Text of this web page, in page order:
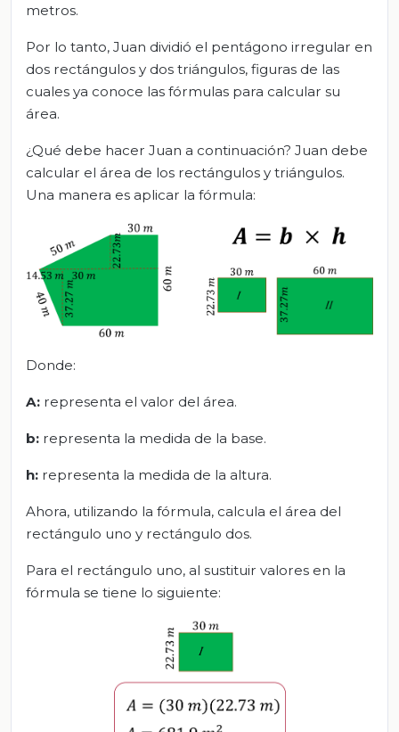
metros.
Por lo tanto, Juan dividió el pentágono irregular en
dos rectángulos y dos triángulos, figuras de las
cuales ya conoce las fórmulas para calcular su
área.
¿Qué debe hacer Juan a continuación? Juan debe
calcular el área de los rectángulos y triángulos.
Una manera es aplicar la fórmula:
Donde:
A: representa el valor del área.
b: representa la medida de la base.
h: representa la medida de la altura.
Ahora, utilizando la fórmula, calcula el área del
rectángulo uno y rectángulo dos.
Para el rectángulo uno, al sustituir valores en la
fórmula se tiene lo siguiente: